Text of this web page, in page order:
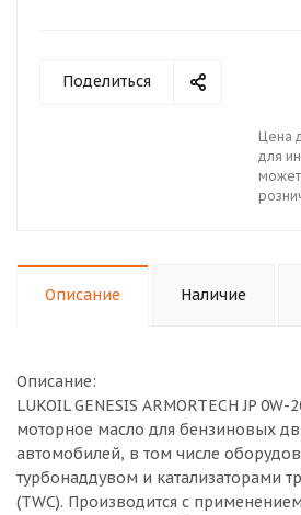
Поделиться
Цена
для
может
Описание Наличие
Описание:
LUKOIL GENESIS ARMORTECH JP
моторное масло для бензиновых
автомобилей, в том числе
турбонаддувом и катализаторами
(TWC). Производится с